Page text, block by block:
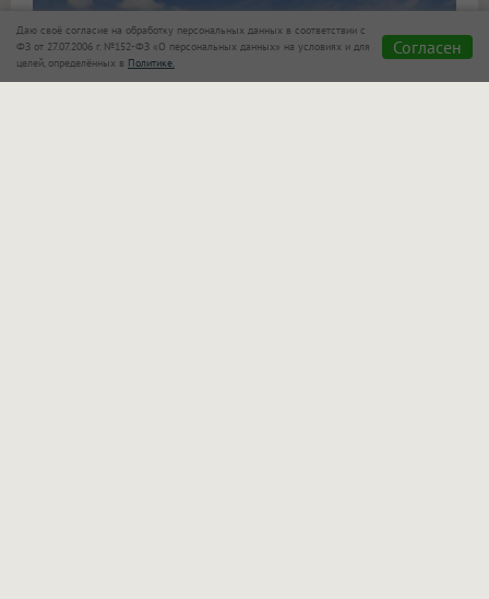
Даю своё согласие на обработку персональных данных в соответствии с
ФЗ от 27.07.2006 г. №152-ФЗ «О персональных данных» на условиях и для
целей, определённых в Политике.
Согласен